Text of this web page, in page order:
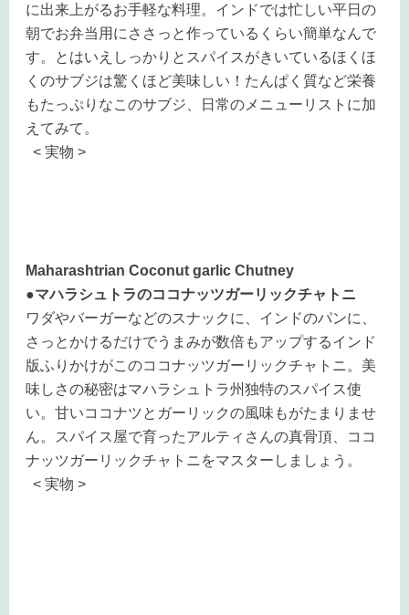
に出来上がるお手軽な料理。インドでは忙しい平日の
朝でお弁当用にささっと作っているくらい簡単なんで
す。とはいえしっかりとスパイスがきいているほくほ
くのサブジは驚くほど美味しい！たんぱく質など栄養
もたっぷりなこのサブジ、日常のメニューリストに加
えてみて。
< 実物 >
Maharashtrian Coconut garlic Chutney
●マハラシュトラのココナッツガーリックチャトニ
ワダやバーガーなどのスナックに、インドのパンに、
さっとかけるだけでうまみが数倍もアップするインド
版ふりかけがこのココナッツガーリックチャトニ。美
味しさの秘密はマハラシュトラ州独特のスパイス使
い。甘いココナツとガーリックの風味もがたまりませ
ん。スパイス屋で育ったアルティさんの真骨頂、ココ
ナッツガーリックチャトニをマスターしましょう。
< 実物 >